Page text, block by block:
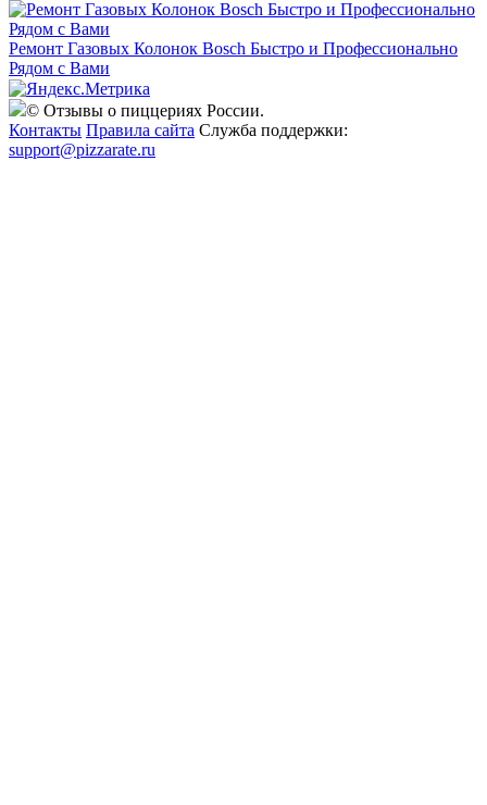
Ремонт Газовых Колонок Bosch Быстро и Профессионально
Рядом с Вами
© Отзывы о пиццериях России.
Контакты Правила сайта Служба поддержки:
support@pizzarate.ru